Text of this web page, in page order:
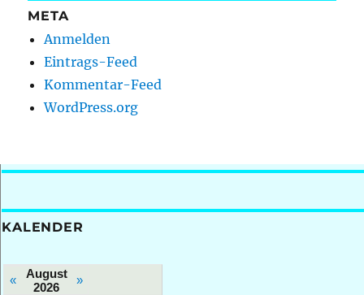
META
Anmelden
Eintrags-Feed
Kommentar-Feed
WordPress.org
KALENDER
«
August
2026
»